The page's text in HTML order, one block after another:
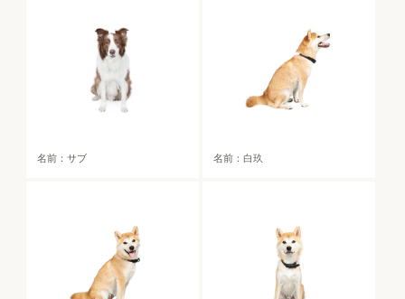
名前：サブ 名前：白玖